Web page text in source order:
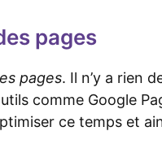
pages
pages. Il n’y a rien
comme Google
ce temps et